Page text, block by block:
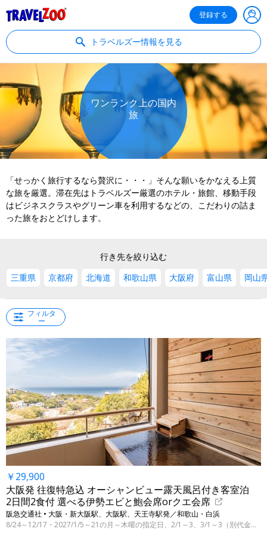
登録する
トラベルズー情報を見る
ワンランク上の国内
旅
「せっかく旅行するなら贅沢に・・・」そんな願いをかなえる上質
な旅を厳選。滞在先はトラベルズー厳選のホテル・旅館、移動手段
はビジネスクラスやグリーン車を利用するなどの、こだわりの詰ま
った旅をおとどけします。
行き先を絞り込む
三重県
京都府 北海道 和歌山県 大阪府 富山県 岡山
フィルタ
ー
￥29,900
大阪発 往復特急込 オーシャンビュー露天風呂付き客室泊
2日間2食付 選べる伊勢エビと鮑会席orクエ会席
阪急交通社 • 大阪・新大阪駅、大阪駅、天王寺駅発／和歌山・白浜
8/24～12/17・2027/1/5～21の月～木曜の指定日、2/1～3、3/1～3（別代金にて3/31まで）